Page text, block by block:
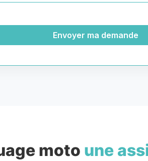
Envoyer ma demande
moto une